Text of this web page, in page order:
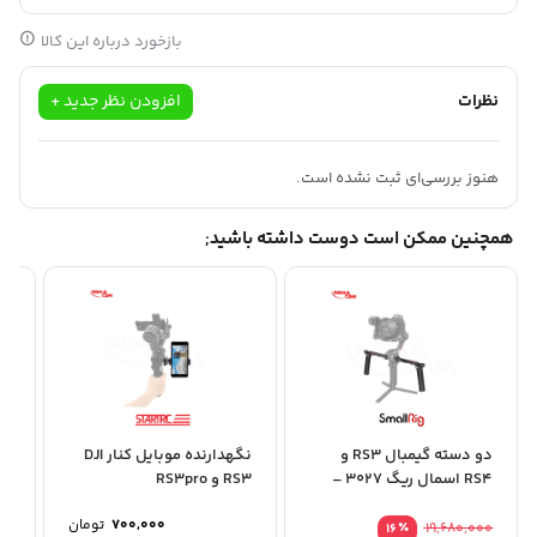
یا کارت حافظه، نیازی به متعادل کردن مجدد RS 3 نیست.
بازخورد درباره این کالا
نظرات افزودن نظر جدید +
هنوز بررسی‌ای ثبت نشده است.
همچنین ممکن است دوست داشته باشید;
دو دسته گیمبال RS3 و
RS4 اسمال ریگ 3027 –
٪16 19,680,000
نگهدارنده موبایل کنار DJI
RS3 و RS3pro
700,000 تومان